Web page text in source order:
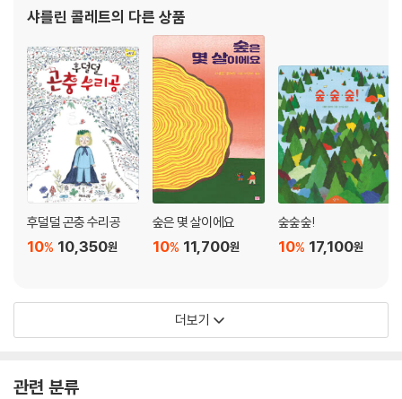
샤를린 콜레트의 다른 상품
후덜덜 곤충 수리공
10,350원
10%
숲은 몇 살이에요
11,700원
10%
숲숲숲!
17,100원
10%
더보기
관련 분류